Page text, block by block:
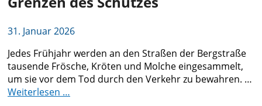
31. Januar 2026
Jedes Frühjahr werden an den Straßen der Bergstraße
tausende Frösche, Kröten und Molche eingesammelt,
um sie vor dem Tod durch den Verkehr zu bewahren. …
Weiterlesen …